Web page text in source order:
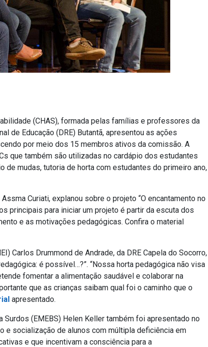
(CHAS), formada pelas famílias e professores da
de Educação (DRE) Butantã, apresentou as ações
por meio dos 15 membros ativos da comissão. A
que também são utilizadas no cardápio dos estudantes
de mudas, tutoria de horta com estudantes do primeiro ano,
Curiati, explanou sobre o projeto “O encantamento no
principais para iniciar um projeto é partir da escuta dos
e as motivações pedagógicas. Confira o material
Carlos Drummond de Andrade, da DRE Capela do Socorro,
é possível…?”. “Nossa horta pedagógica não visa
fomentar a alimentação saudável e colaborar na
que as crianças saibam qual foi o caminho que o
apresentado.
(EMEBS) Helen Keller também foi apresentado no
e socialização de alunos com múltipla deficiência em
e que incentivam a consciência para a